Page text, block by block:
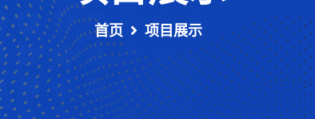
首页 项目展示